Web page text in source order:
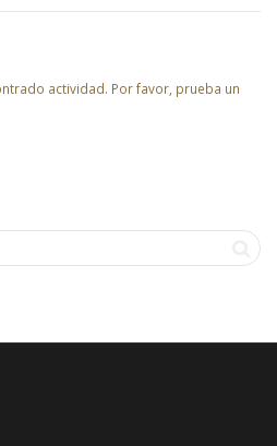
actividad. Por favor, prueba un